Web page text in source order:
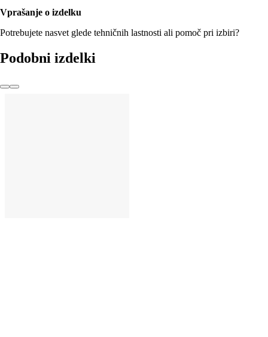
Vprašanje o izdelku
Potrebujete nasvet glede tehničnih lastnosti ali pomoč pri izbiri?
Podobni izdelki